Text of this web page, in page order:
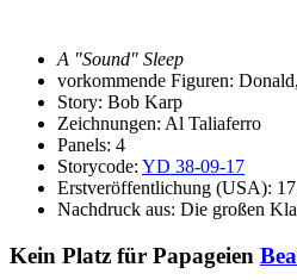
A "Sound" Sleep
vorkommende Figuren:
Story: Bob Karp
Zeichnungen: Al Taliaferro
Panels: 4
Storycode: YD 38-09-17
Erstveröffentlichung (USA):
Nachdruck aus: Die großen
Kein Platz für Papageien